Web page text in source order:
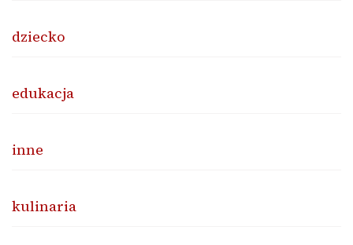
dziecko
edukacja
inne
kulinaria